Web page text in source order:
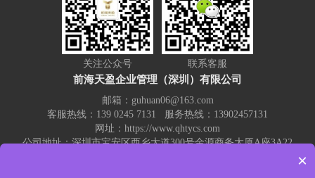
关注公众号 联系客服
前海天盈企业管理（深圳）有限公司
邮箱：guhuan06@163.com
客服热线：139 0245 7131 服务热线：13902457131
网址：https://www.qhtycs.com
公司地址：深圳市宝安区西乡大道300号金源商务大厦A座3A22
×